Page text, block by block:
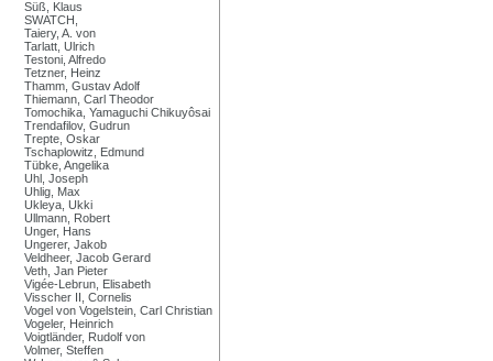
Süß, Klaus
SWATCH,
Taiery, A. von
Tarlatt, Ulrich
Testoni, Alfredo
Tetzner, Heinz
Thamm, Gustav Adolf
Thiemann, Carl Theodor
Tomochika, Yamaguchi Chikuyôsai
Trendafilov, Gudrun
Trepte, Oskar
Tschaplowitz, Edmund
Tübke, Angelika
Uhl, Joseph
Uhlig, Max
Ukleya, Ukki
Ullmann, Robert
Unger, Hans
Ungerer, Jakob
Veldheer, Jacob Gerard
Veth, Jan Pieter
Vigée-Lebrun, Elisabeth
Visscher II, Cornelis
Vogel von Vogelstein, Carl Christian
Vogeler, Heinrich
Voigtländer, Rudolf von
Volmer, Steffen